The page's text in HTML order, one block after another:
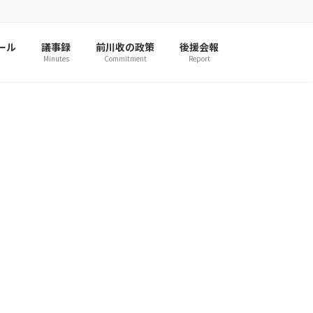
ル 議事録
Minutes
前川收の政策
Commitment
後援会報
Report